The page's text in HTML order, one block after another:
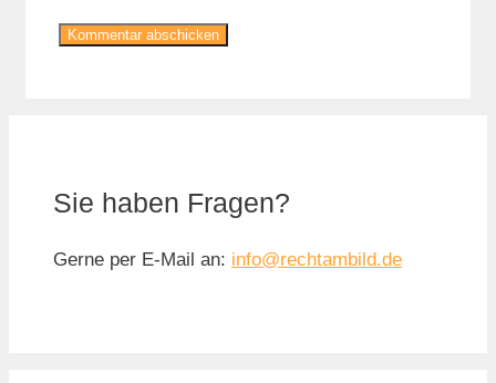
Sie haben Fragen?
Gerne per E-Mail an: info@rechtambild.de